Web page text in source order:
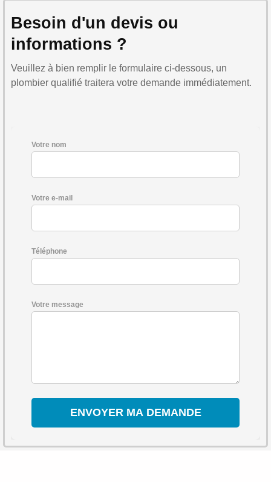
Besoin d'un devis ou
informations ?
Veuillez à bien remplir le formulaire ci-dessous, un
plombier qualifié traitera votre demande immédiatement.
Votre nom
Votre e-mail
Téléphone
Votre message